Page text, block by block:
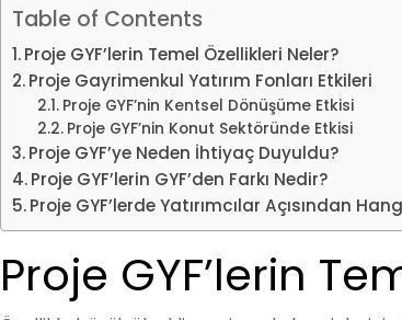
Table of Contents
Proje GYF’lerin Temel Özellikleri Neler?
Proje Gayrimenkul Yatırım Fonları Etkileri
Proje GYF’nin Kentsel Dönüşüme Etkisi
Proje GYF’nin Konut Sektöründe Etkisi
Proje GYF’ye Neden İhtiyaç Duyuldu?
Proje GYF’lerin GYF’den Farkı Nedir?
Proje GYF’lerde Yatırımcılar Açısından
Proje GYF’lerin